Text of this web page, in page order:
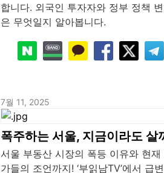
합니다. 외국인 투자자와 정부 정책
은 무엇일지 알아봅니다.
7월 11, 2025
폭주하는 서울, 지금이라도 살
서울 부동산 시장의 폭등 이유와 현
가들의 조언까지! ‘부읽남TV’에서 급